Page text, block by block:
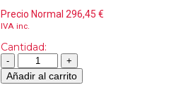
Precio Normal296,45€
IVA inc.
Cantidad:
Añadir al carrito